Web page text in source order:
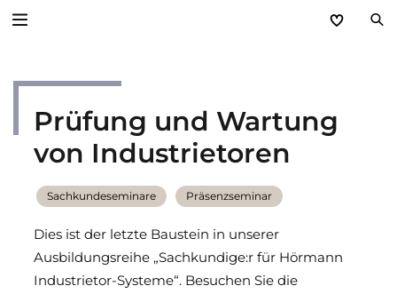
Service
Aktuelles
Händlerforum
KfW-Förderung
Prüfung und Wartung
von Industrietoren
Sachkundeseminare Präsenzseminar
Dies ist der letzte Baustein in unserer
Ausbildungsreihe „Sachkundige:r für Hörmann
Industrietor-Systeme“. Besuchen Sie die